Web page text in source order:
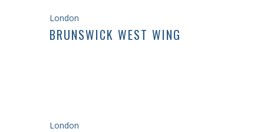
London
BRUNSWICK WEST WING
London